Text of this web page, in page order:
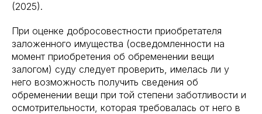
(2025).
При оценке добросовестности приобретателя
заложенного имущества (осведомленности на
момент приобретения об обременении вещи
залогом) суду следует проверить, имелась ли у
него возможность получить сведения об
обременении вещи при той степени заботливости и
осмотрительности, которая требовалась от него в